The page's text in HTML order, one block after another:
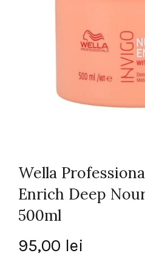
Wella
Enrich Deep
500ml
95,00 lei